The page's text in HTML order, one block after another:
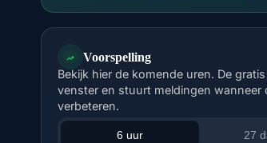
Voorspelling
Bekijk hier de komende uren. De
venster en stuurt meldingen wanneer
verbeteren.
6 uur 27